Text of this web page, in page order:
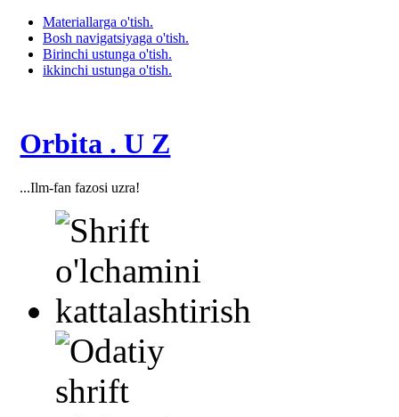
Materiallarga o'tish.
Bosh navigatsiyaga o'tish.
Birinchi ustunga o'tish.
ikkinchi ustunga o'tish.
Orbita . U Z
...Ilm-fan fazosi uzra!